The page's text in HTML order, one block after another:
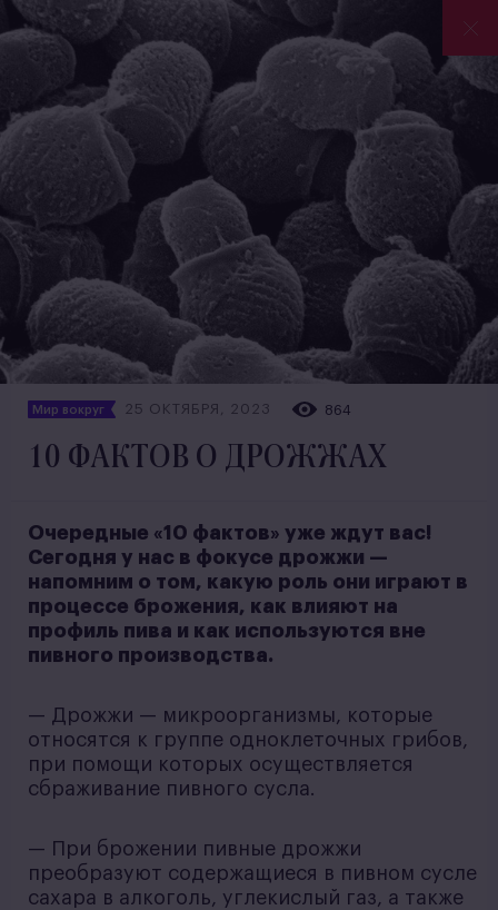
Мир вокруг 25 ОКТЯБРЯ, 2023 864
10 ФАКТОВ О ДРОЖЖАХ
Очередные «10 фактов» уже ждут вас!
Сегодня у нас в фокусе дрожжи —
напомним о том, какую роль они играют в
процессе брожения, как влияют на
профиль пива и как используются вне
пивного производства.
— Дрожжи — микроорганизмы, которые
относятся к группе одноклеточных грибов,
при помощи которых осуществляется
сбраживание пивного сусла.
— При брожении пивные дрожжи
преобразуют содержащиеся в пивном сусле
сахара в алкоголь, углекислый газ, а также